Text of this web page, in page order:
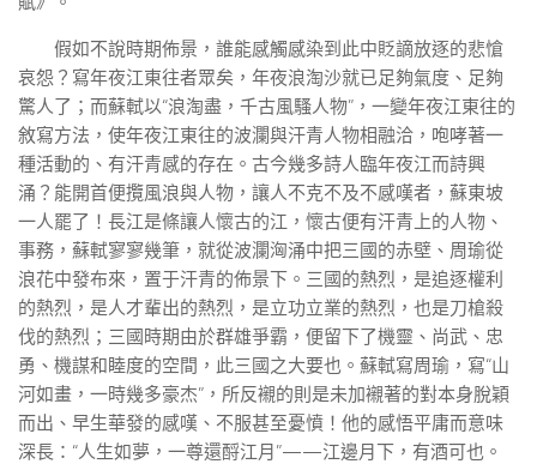
假如不說時期佈景，誰能感觸感染到此中貶謫放逐的悲愴
哀怨？寫年夜江東往者眾矣，年夜浪淘沙就已足夠氣度、足夠
驚人了；而蘇軾以“浪淘盡，千古風騷人物”，一變年夜江東往的
敘寫方法，使年夜江東往的波瀾與汗青人物相融洽，咆哮著一
種活動的、有汗青感的存在。古今幾多詩人臨年夜江而詩興
涌？能開首便攬風浪與人物，讓人不克不及不感嘆者，蘇東坡
一人罷了！長江是條讓人懷古的江，懷古便有汗青上的人物、
事務，蘇軾寥寥幾筆，就從波瀾洶涌中把三國的赤壁、周瑜從
浪花中發布來，置于汗青的佈景下。三國的熱烈，是追逐權利
的熱烈，是人才輩出的熱烈，是立功立業的熱烈，也是刀槍殺
伐的熱烈；三國時期由於群雄爭霸，便留下了機靈、尚武、忠
勇、機謀和睦度的空間，此三國之大要也。蘇軾寫周瑜，寫“山
河如畫，一時幾多豪杰”，所反襯的則是未加襯著的對本身脫穎
而出、早生華發的感嘆、不服甚至憂憤！他的感悟平庸而意味
深長：“人生如夢，一尊還酹江月”——江邊月下，有酒可也。